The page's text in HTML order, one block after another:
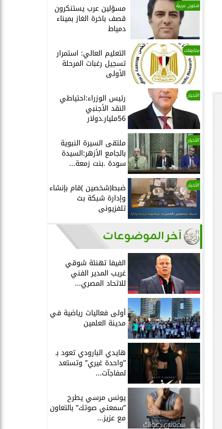
شئون عربية مسؤلين عرب يستنكرون
قصف باخرة الغاز بميناء
دمياط
متابعات التعليم العالي: استمرار
تسجيل رغبات المرحلة
الأولى
الأخبار رئيس الوزراء:احتياطي
النقد الأجنبي
56مليار.دولار
الأخبار ملتقى السيرة النبوية
بالجامع الأزهر:السيدة
سودة .بنت زمعة...
الأخبار ضبط(شخصين )قام بإنشاء
وإدارة شبكة بث
تلفزيونى
آخر الموضوعات
الفيفا تهنئة شوقي
غريب المدير الفني
للاتحاد المصري...
أولى فعاليات رياضية في
مدينة العلمين
هايدي البارودي تعود بـ
”واحدة غيري” وتستعد
لمفاجآت...
يونس مرسي يطرح
”سمعني صوتك” بالتعاون
مع عزيز...